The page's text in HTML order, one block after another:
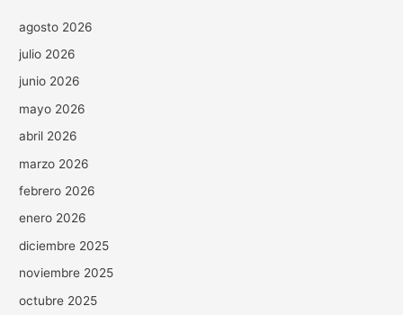
agosto 2026
julio 2026
junio 2026
mayo 2026
abril 2026
marzo 2026
febrero 2026
enero 2026
diciembre 2025
noviembre 2025
octubre 2025